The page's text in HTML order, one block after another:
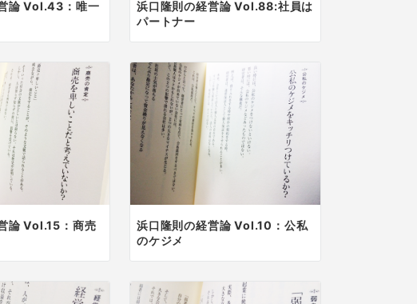
論 Vol.43：唯一
浜口隆則の経営論 Vol.88:社員は
パートナー
論 Vol.15：商売
浜口隆則の経営論 Vol.10：公私
のケジメ